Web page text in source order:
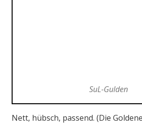
SuL-Gulden
Nett, hübsch, passend. (Die